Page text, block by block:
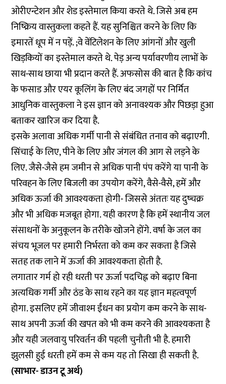
ओरीएन्टेशन और शेड इस्तेमाल किया करते थे. जिसे अब हम
निष्क्रिय वास्तुकला कहते हैं. यह सुनिश्चित करने के लिए कि
इमारतें धूप में न पड़ें. ;वे वेंटिलेशन के लिए आंगनों और खुली
खिड़कियों का इस्तेमाल करते थे. पेड़ अन्य पर्यावरणीय लाभों के
साथ-साथ छाया भी प्रदान करते हैं. अफसोस की बात है कि कांच
के फसाड और एयर कूलिंग के लिए बंद जगहों पर निर्मित
आधुनिक वास्तुकला ने इस ज्ञान को अनावश्यक और पिछड़ा हुआ
बताकर खारिज कर दिया है.
इसके अलावा अधिक गर्मी पानी से संबंधित तनाव को बढ़ाएगी.
सिंचाई के लिए, पीने के लिए और जंगल की आग से लड़ने के
लिए. जैसे-जैसे हम जमीन से अधिक पानी पंप करेंगे या पानी के
परिवहन के लिए बिजली का उपयोग करेंगे, वैसे-वैसे, हमें और
अधिक ऊर्जा की आवश्यकता होगी- जिससे अंततः यह दुष्चक्र
और भी अधिक मजबूत होगा. यही कारण है कि हमें स्थानीय जल
संसाधनों के अनुकूलन के तरीके खोजने होंगे. वर्षा के जल का
संचय भूजल पर हमारी निर्भरता को कम कर सकता है जिसे
सतह तक लाने में ऊर्जा की आवश्यकता होती है.
लगातार गर्म हो रही धरती पर ऊर्जा पदचिह्न को बढ़ाए बिना
अत्यधिक गर्मी और ठंड के साथ रहने का यह ज्ञान महत्वपूर्ण
होगा. इसलिए हमें जीवाश्म ईंधन का प्रयोग कम करने के साथ-
साथ अपनी ऊर्जा की खपत को भी कम करने की आवश्यकता है
और यही जलवायु परिवर्तन की पहली चुनौती भी है. हमारी
झुलसी हुई धरती हमें कम से कम यह तो सिखा ही सकती है.
(साभार- डाउन टू अर्थ)